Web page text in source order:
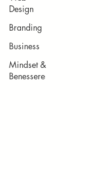
Design
Branding
Business
Mindset &
Benessere